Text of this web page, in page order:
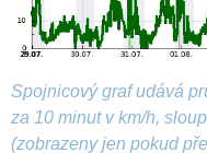
Spojnicový graf udává
za 10 minut v km/h,
(zobrazeny jen pokud